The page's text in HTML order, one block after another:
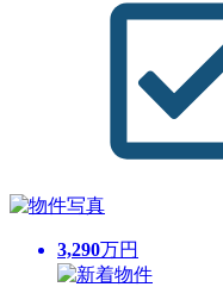
3,290万円